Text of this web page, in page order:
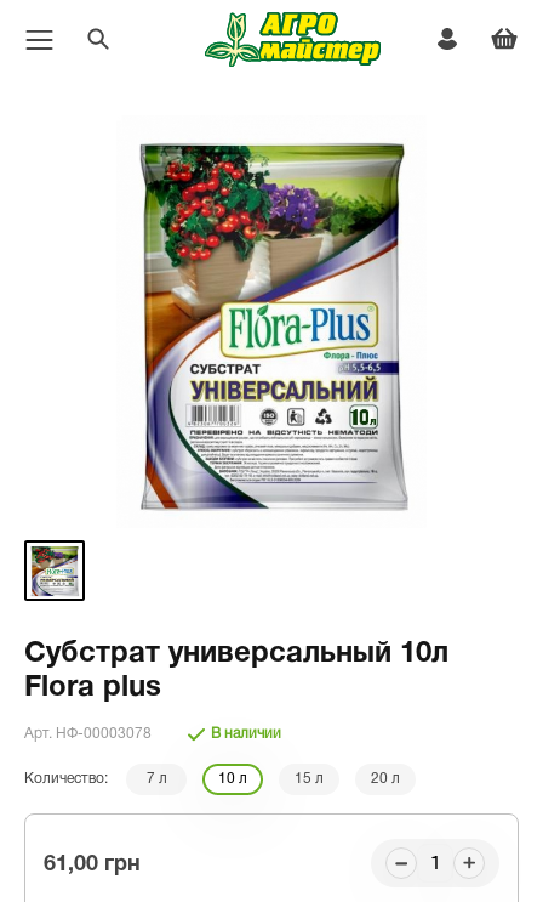
Субстрат универсальный 10л
Flora plus
Арт. НФ-00003078 В наличии
Количество: 7 л 10 л 15 л 20 л
61,00 грн